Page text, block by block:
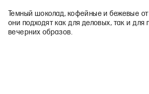
Темный шоколад, кофейные и бежевые
они подходят как для деловых, так и для
вечерних образов.